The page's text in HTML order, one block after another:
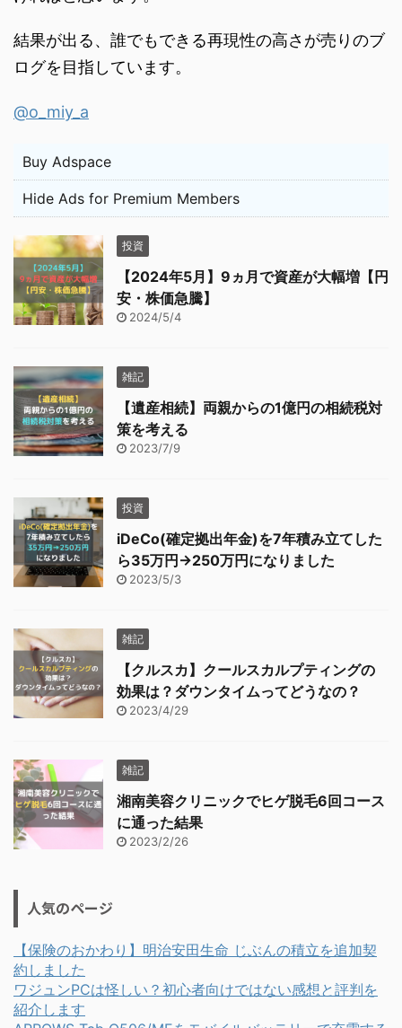
結果が出る、誰でもできる再現性の高さが売りのブ
ログを目指しています。
@o_miy_a
Buy Adspace
Hide Ads for Premium Members
投資
【2024年5月】9ヵ月で資産が大幅増【円
安・株価急騰】
2024/5/4
雑記
【遺産相続】両親からの1億円の相続税対
策を考える
2023/7/9
投資
iDeCo(確定拠出年金)を7年積み立てした
ら35万円→250万円になりました
2023/5/3
雑記
【クルスカ】クールスカルプティングの
効果は？ダウンタイムってどうなの？
2023/4/29
雑記
湘南美容クリニックでヒゲ脱毛6回コース
に通った結果
2023/2/26
人気のページ
【保険のおかわり】明治安田生命 じぶんの積立を追加契
約しました
ワジュンPCは怪しい？初心者向けではない感想と評判を
紹介します